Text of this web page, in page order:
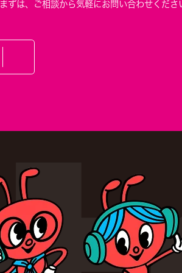
まずは、
ご相談から気軽にお問い合わせくださ